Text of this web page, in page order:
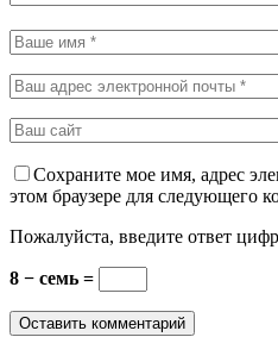
Сохраните мое имя, адрес
этом браузере для следующего
Пожалуйста, введите ответ
8 − семь =